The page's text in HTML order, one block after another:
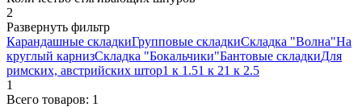
2
Развернуть фильтр
Карандашные складкиГрупповые складкиСкладка "Волна"На
круглый карнизСкладка "Бокальчики"Бантовые складкиДля
римских, австрийских штор1 к 1.51 к 21 к 2.5
1
Всего товаров: 1